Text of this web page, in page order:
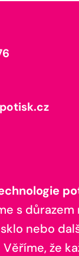
s
nebo
Věříme, že